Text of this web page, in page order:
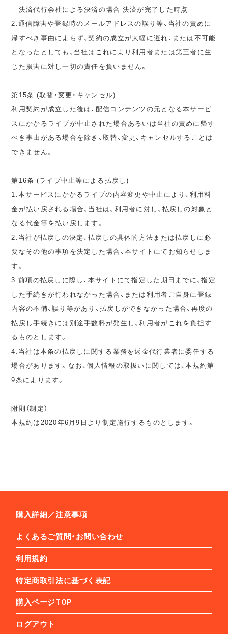
決済代行会社による決済の場合 決済が完了した時点
2.通信障害や登録時のメールアドレスの誤り等、当社の責めに
帰すべき事由によらず、契約の成立が大幅に遅れ、または不可能
となったとしても、当社はこれにより利用者または第三者に生
じた損害に対し一切の責任を負いません。
第15条 (取替・変更・キャンセル)
利用契約が成立した後は、配信コンテンツの元となる本サービ
スにかかるライブが中止された場合あるいは当社の責めに帰す
べき事由がある場合を除き、取替、変更、キャンセルすることは
できません。
第16条 (ライブ中止等による払戻し)
1.本サービスにかかるライブの内容変更や中止により、利用料
金が払い戻される場合、当社は、利用者に対し、払戻しの対象と
なる代金等を払い戻します。
2.当社が払戻しの決定、払戻しの具体的方法または払戻しに必
要なその他の事項を決定した場合、本サイトにてお知らせしま
す。
3.前項の払戻しに際し、本サイトにて指定した期日までに、指定
した手続きが行われなかった場合、または利用者ご自身に登録
内容の不備、誤り等があり、払戻しができなかった場合、再度の
払戻し手続きには別途手数料が発生し、利用者がこれを負担す
るものとします。
4.当社は本条の払戻しに関する業務を返金代行業者に委任する
場合があります。なお、個人情報の取扱いに関しては、本規約第
9条によります。
附則（制定）
本規約は2020年6月9日より制定施行するものとします。
購入詳細／注意事項
よくあるご質問・お問い合わせ
利用規約
特定商取引法に基づく表記
購入ページTOP
ログアウト